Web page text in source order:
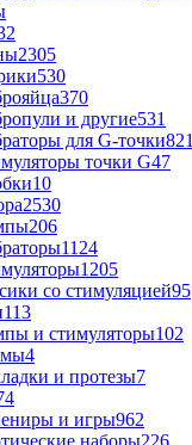
2305
530
370
и другие531
для G-точки821
точки G47
10
2530
206
1124
1205
со стимуляцией95
113
и стимуляторы102
4
и протезы7
и игры962
наборы226